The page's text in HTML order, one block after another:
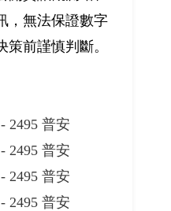
，無法保證數字
前謹慎判斷。
2495 普安
2495 普安
2495 普安
2495 普安